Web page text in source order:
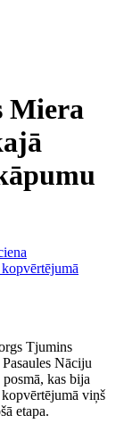
Miera
Tjumins
Nāciju
kas bija
viņš
etapa.